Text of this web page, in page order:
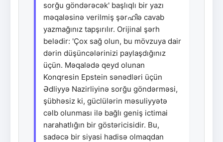
sorğu göndərəcək' başlıqlı bir yazı
məqaləsinə verilmiş şərഹിə cavab
yazmağınız tapşırılır. Orijinal şərh
belədir: 'Çox sağ olun, bu mövzuya dair
dərin düşüncələrinizi paylaşdığınız
üçün. Məqalədə qeyd olunan
Konqresin Epstein sənədləri üçün
Ədliyyə Nazirliyinə sorğu göndərməsi,
şübhəsiz ki, güclülərin məsuliyyətə
cəlb olunması ilə bağlı geniş ictimai
narahatlığın bir göstəricisidir. Bu,
sadəcə bir siyasi hadisə olmaqdan